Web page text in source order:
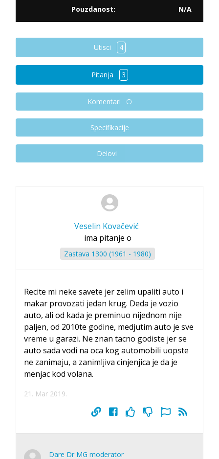
Pouzdanost:
N/A
Utisci 4
Pitanja 3
Komentari
Specifikacije
Delovi
Veselin Kovačević
ima pitanje o
Zastava 1300 (1961 - 1980)
Recite mi neke savete jer zelim upaliti auto i
makar provozati jedan krug. Deda je vozio
auto, ali od kada je preminuo nijednom nije
paljen, od 2010te godine, medjutim auto je sve
vreme u garazi. Ne znan tacno godiste jer se
auto sada vodi na oca kog automobili uopste
ne zanimaju, a zanimljiva cinjenjica je da je
menjac kod volana.
21. Mar 2019.
Dare Dr MG moderator